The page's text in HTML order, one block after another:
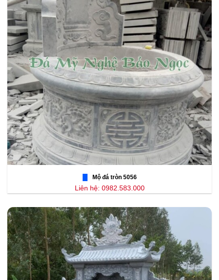
Mộ đá tròn 5056
Liên hệ: 0982.583.000